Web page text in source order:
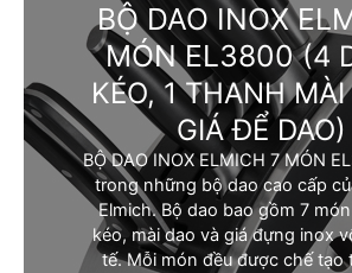
BỘ DAO INOX
MÓN EL3800(4
KÉO, 1 THANH MÀI
GIÁ ĐỂ DAO)
BỘ DAO INOX ELMICH 7 MÓN
trong những bộ dao cao cấp
Elmich. Bộ dao bao gồm 7
kéo, mài dao và giá đựng inox
tế. Mỗi món đều được chế tạo